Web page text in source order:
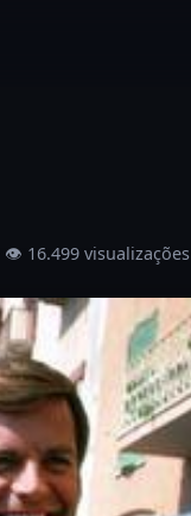
👁 16.499 visualizações